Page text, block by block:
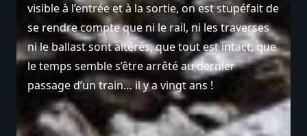
visible à l’entrée et à la sortie, on est stupéfait de
se rendre compte que ni le rail, ni les traverses
ni le ballast sont altérés, que tout est intact, que
le temps semble s’être arrêté au dernier
passage d’un train… il y a vingt ans !